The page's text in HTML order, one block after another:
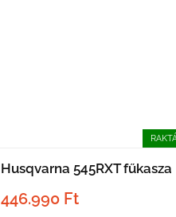
Husqvarna 545RXT fűkasza
446.990 Ft